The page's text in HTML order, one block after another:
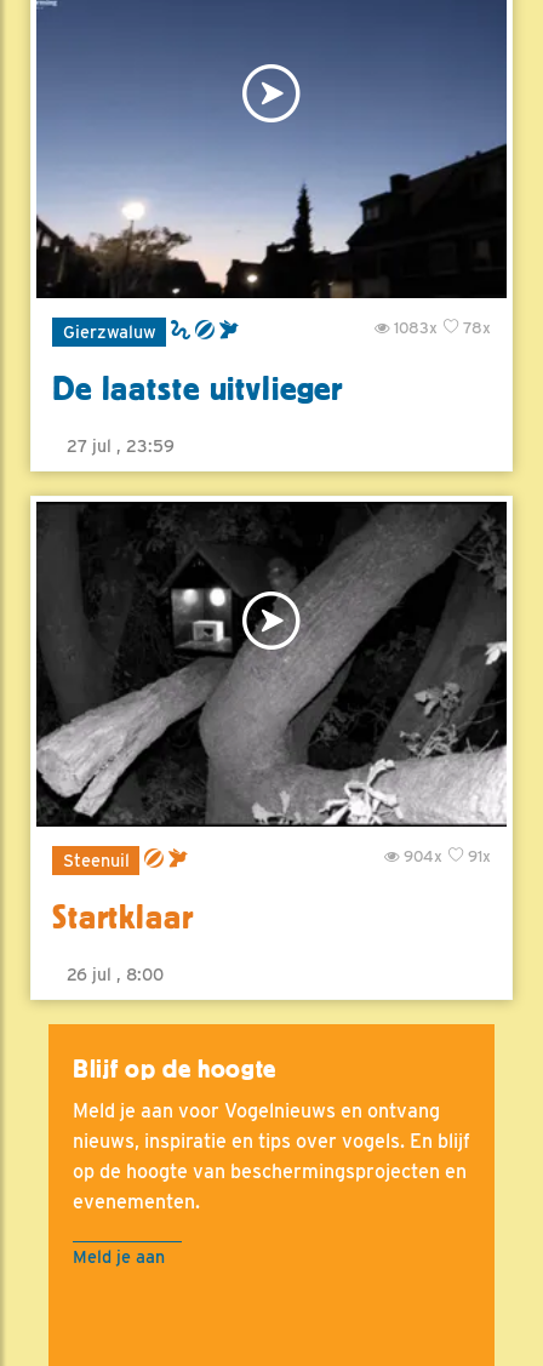
Gierzwaluw 78x
1083x
De laatste uitvlieger
27 jul , 23:59
Steenuil 91x
904x
Startklaar
26 jul , 8:00
Blijf op de hoogte
Meld je aan voor Vogelnieuws en ontvang
nieuws, inspiratie en tips over vogels. En blijf
op de hoogte van beschermingsprojecten en
evenementen.
Meld je aan